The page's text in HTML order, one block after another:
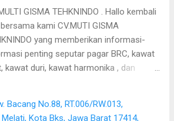
berkomitmen memberikan solusi
pagar beton yang kuat, tahan lama,
dan didukung oleh layanan
yang profesional. Semoga in...
GISMA TEHKNINDO . Hallo kembali
kami CV.MUTI GISMA
yang memberikan informasi-
penting seputar pagar BRC, kawat
kawat duri, kawat harmonika , dan
pada tiang pagar brc, lubang pada
Bacang No.88, RT.006/RW.013,
Kota Bks, Jawa Barat 17414,